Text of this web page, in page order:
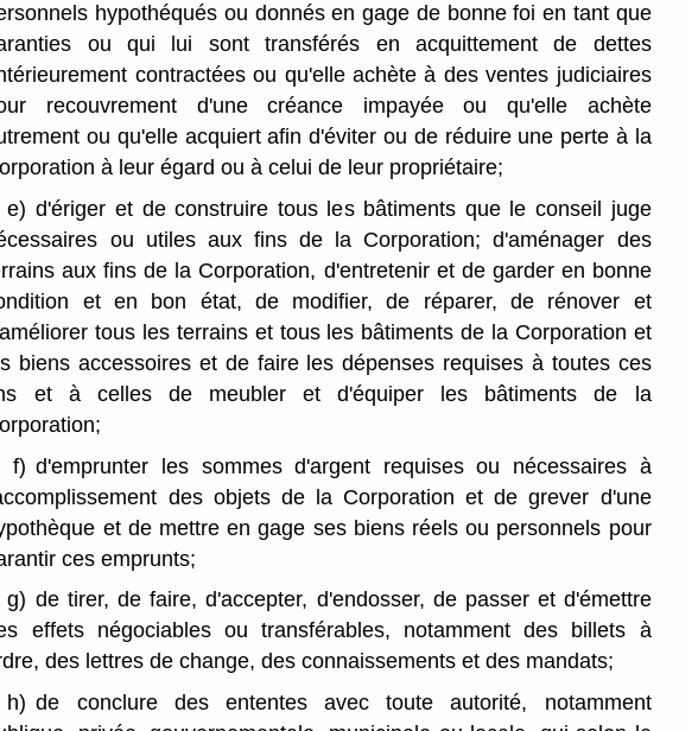
hypothéqués ou donnés en gage de bonne foi en tant que
ou qui lui sont transférés en acquittement de dettes
contractées ou qu'elle achète à des ventes judiciaires
recouvrement d'une créance impayée ou qu'elle achète
ou qu'elle acquiert afin d'éviter ou de réduire une perte à la
à leur égard ou à celui de leur propriétaire;
e) d'ériger et de construire tous les bâtiments que le conseil juge
ou utiles aux fins de la Corporation; d'aménager des
aux fins de la Corporation, d'entretenir et de garder en bonne
et en bon état, de modifier, de réparer, de rénover et
tous les terrains et tous les bâtiments de la Corporation et
biens accessoires et de faire les dépenses requises à toutes ces
et à celles de meubler et d'équiper les bâtiments de la
f) d'emprunter les sommes d'argent requises ou nécessaires à
des objets de la Corporation et de grever d'une
et de mettre en gage ses biens réels ou personnels pour
ces emprunts;
g) de tirer, de faire, d'accepter, d'endosser, de passer et d'émettre
effets négociables ou transférables, notamment des billets à
des lettres de change, des connaissements et des mandats;
h) de conclure des ententes avec toute autorité, notamment